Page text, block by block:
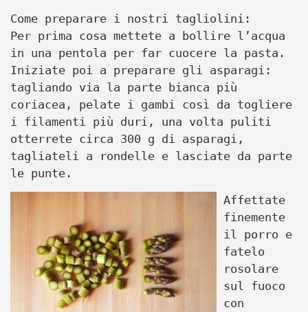
Come preparare i nostri tagliolini:
Per prima cosa mettete a bollire l’acqua
in una pentola per far cuocere la pasta.
Iniziate poi a preparare gli asparagi:
tagliando via la parte bianca più
coriacea, pelate i gambi così da togliere
i filamenti più duri, una volta puliti
otterrete circa 300 g di asparagi,
tagliateli a rondelle e lasciate da parte
le punte.
Affettate
finemente
il porro e
fatelo
rosolare
sul fuoco
con